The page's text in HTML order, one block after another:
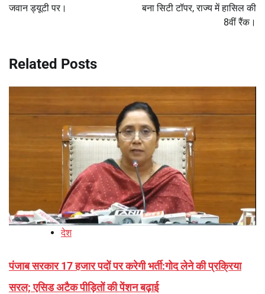
जवान ड्यूटी पर।
बना सिटी टॉपर, राज्य में हासिल की
8वीं रैंक।
Related Posts
देश
पंजाब सरकार 17 हजार पदों पर करेगी भर्ती:गोद लेने की प्रक्रिया
सरल; एसिड अटैक पीड़ितों की पेंशन बढ़ाई